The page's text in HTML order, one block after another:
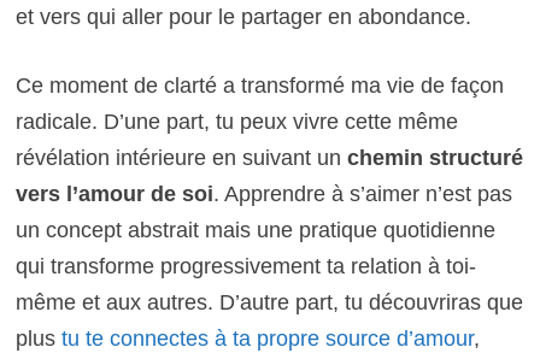
et vers qui aller pour le partager en abondance.
Ce moment de clarté a transformé ma vie de façon
radicale. D’une part, tu peux vivre cette même
révélation intérieure en suivant un chemin structuré
vers l’amour de soi. Apprendre à s’aimer n’est pas
un concept abstrait mais une pratique quotidienne
qui transforme progressivement ta relation à toi-
même et aux autres. D’autre part, tu découvriras que
plus tu te connectes à ta propre source d’amour,